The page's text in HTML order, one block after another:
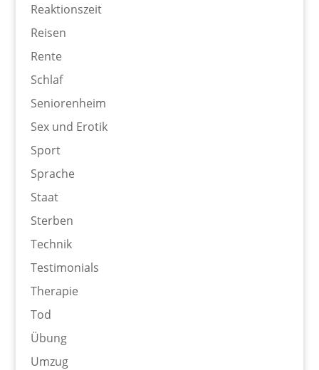
Reaktionszeit
Reisen
Rente
Schlaf
Seniorenheim
Sex und Erotik
Sport
Sprache
Staat
Sterben
Technik
Testimonials
Therapie
Tod
Übung
Umzug